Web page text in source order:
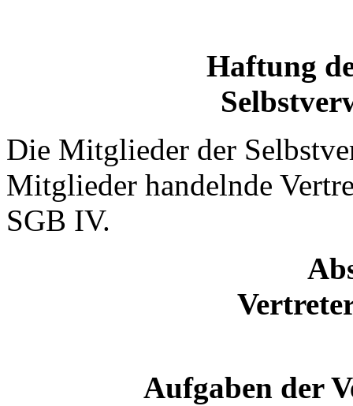
Haftung
Die Mitglieder der
Mitglieder handelnde
SGB IV.
Aufgaben der